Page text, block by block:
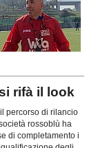
rifà il look
percorso di rilancio
rossoblù ha
di completamento i